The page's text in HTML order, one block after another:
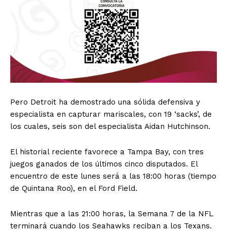
Pero Detroit ha demostrado una sólida defensiva y
especialista en capturar mariscales, con 19 ‘sacks’, de
los cuales, seis son del especialista Aidan Hutchinson.
El historial reciente favorece a Tampa Bay, con tres
juegos ganados de los últimos cinco disputados. El
encuentro de este lunes será a las 18:00 horas (tiempo
de Quintana Roo), en el Ford Field.
Mientras que a las 21:00 horas, la Semana 7 de la NFL
terminará cuando los Seahawks reciban a los Texans.